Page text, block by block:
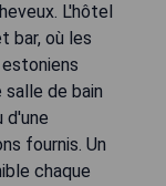
L'hôtel
bar, où les
salle de bain
d'une
fournis. Un
chaque